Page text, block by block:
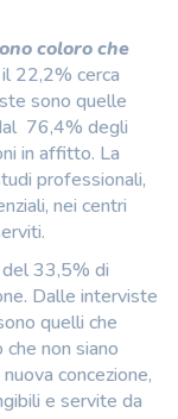
coloro che
22,2% cerca
sono quelle
76,4% degli
in affitto. La
professionali,
nei centri
del 33,5% di
Dalle interviste
quelli che
non siano
concezione,
e servite da